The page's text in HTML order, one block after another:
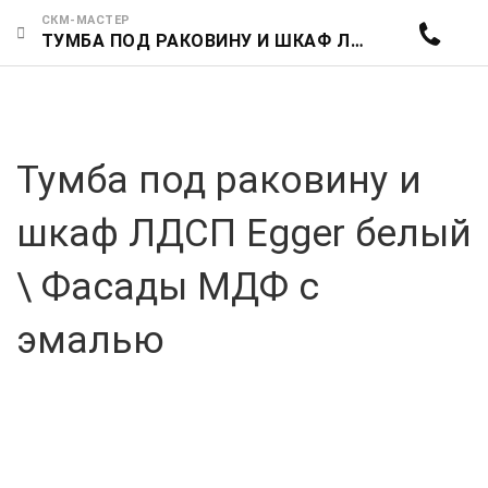
СКМ-МАСТЕР
ТУМБА ПОД РАКОВИНУ И ШКАФ ЛДСП EGGER БЕЛЫЙ \ ФАСАДЫ МДФ С ЭМАЛЬЮ НА ЗАКАЗ В ЕКАТЕРИНБУРГЕ | СКМ-БАЗАР ГАРАНТИЯ КАЧЕСТВА И ДОСТУПНЫЕ ЦЕНЫ
Тумба под раковину и
шкаф ЛДСП Egger белый
\ Фасады МДФ с
эмалью